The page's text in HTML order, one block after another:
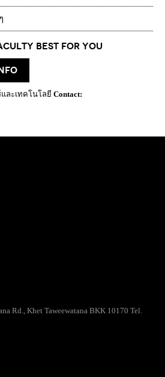
best for you
ละเทคโนโลยี Contact:
Rd., Khet Taweewatana BKK 10170 Tel.